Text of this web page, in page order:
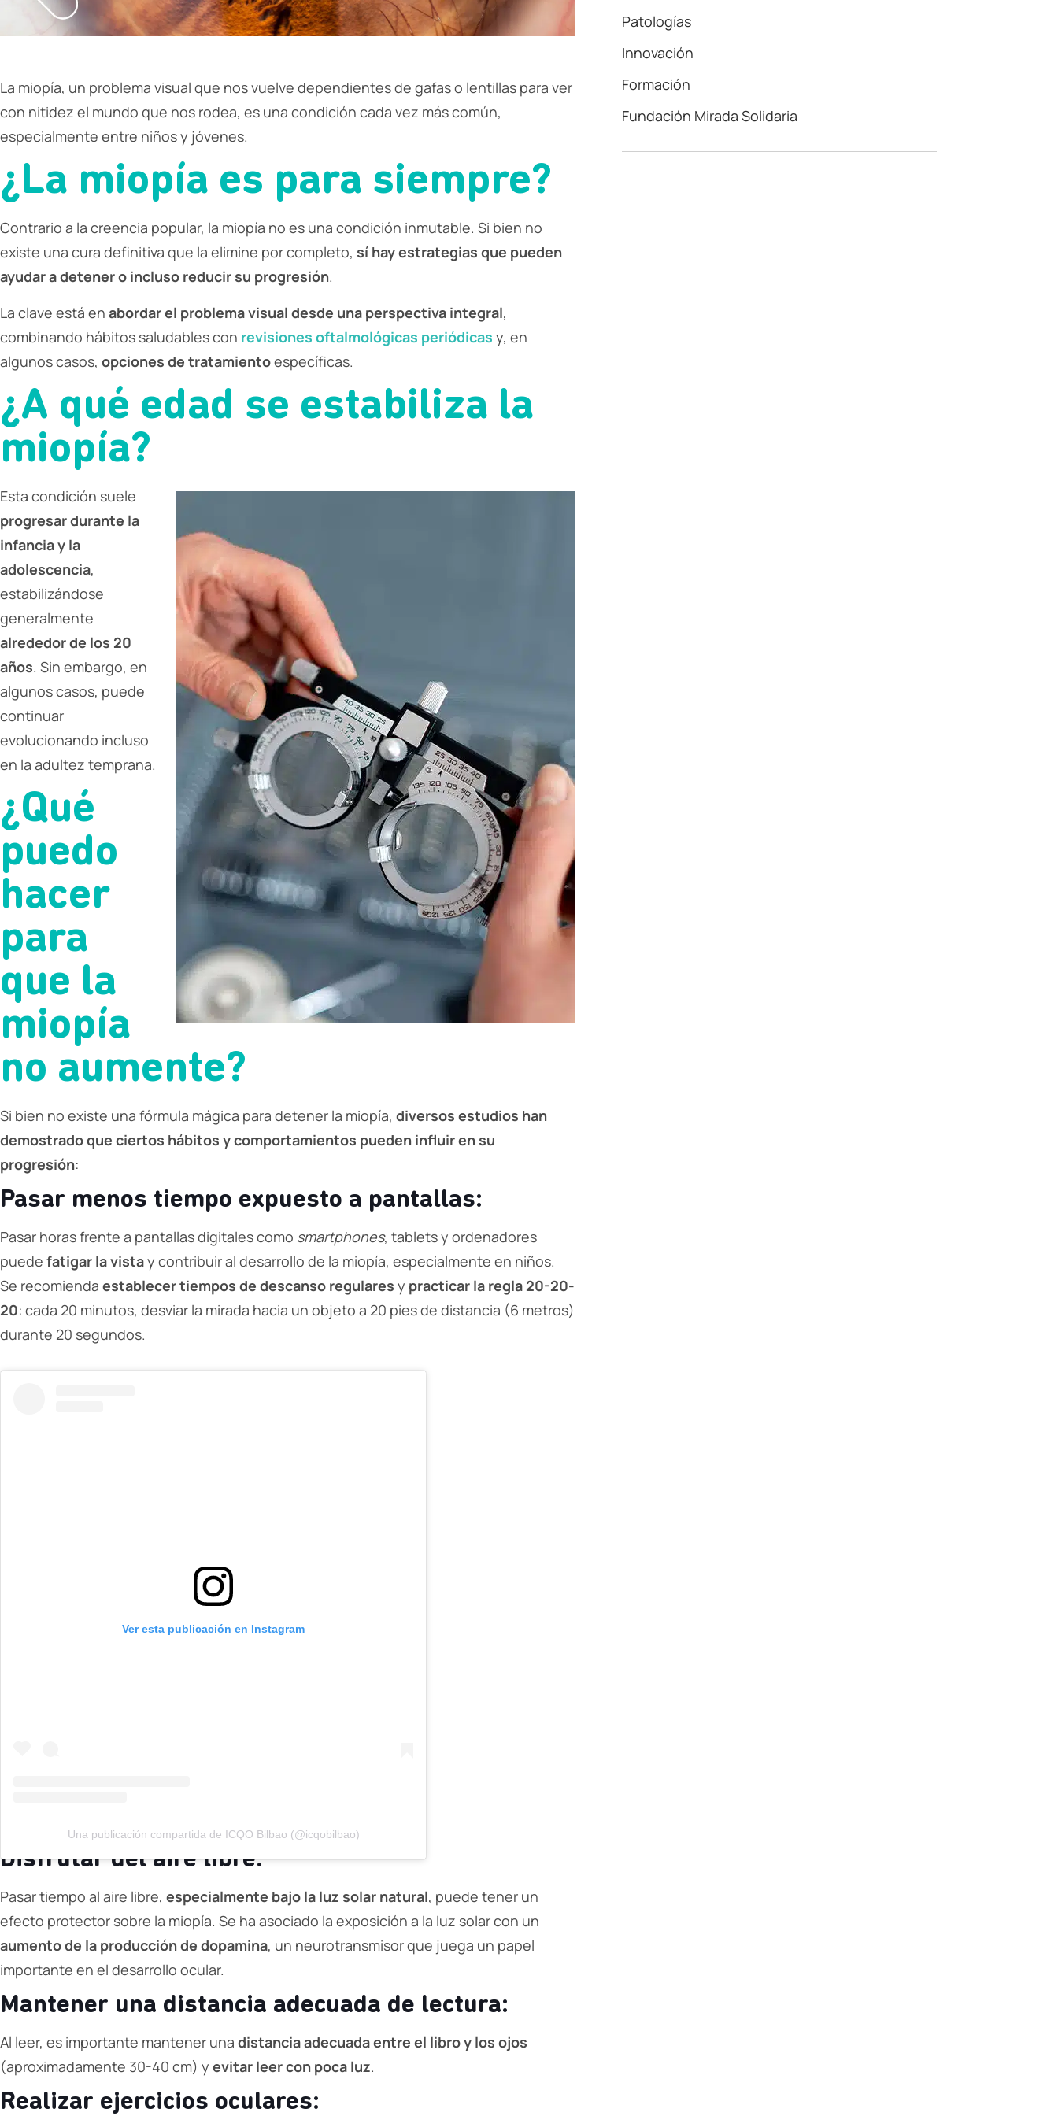
La miopía, un problema visual que nos vuelve dependientes de gafas o lentillas para ver
con nitidez el mundo que nos rodea, es una condición cada vez más común,
especialmente entre niños y jóvenes.
¿La miopía es para siempre?
Contrario a la creencia popular, la miopía no es una condición inmutable. Si bien no
existe una cura definitiva que la elimine por completo, sí hay estrategias que pueden
ayudar a detener o incluso reducir su progresión.
La clave está en abordar el problema visual desde una perspectiva integral,
combinando hábitos saludables con revisiones oftalmológicas periódicas y, en
algunos casos, opciones de tratamientoespecíficas.
¿A qué edad se estabiliza la
miopía?
Esta condición suele
progresar durante la
infancia y la
adolescencia,
estabilizándose
generalmente
alrededor de los 20
años. Sin embargo, en
algunos casos, puede
continuar
evolucionando incluso
en la adultez temprana.
¿Qué
puedo
hacer
para
que la
miopía
no aumente?
Si bien no existe una fórmula mágica para detener la miopía, diversos estudios han
demostrado que ciertos hábitos y comportamientos pueden influir en su
progresión:
Pasar menos tiempo expuesto a pantallas:
Pasar horas frente a pantallas digitales como smartphones, tablets y ordenadores
puede fatigar la vistay contribuir al desarrollo de la miopía, especialmente en niños.
Se recomienda establecer tiempos de descanso regulares y practicar la regla 20-20-
20: cada 20 minutos, desviar la mirada hacia un objeto a 20 pies de distancia (6 metros)
durante 20 segundos.
Ver esta publicación en Instagram
Una publicación compartida de ICQO Bilbao (@icqobilbao)
Disfrutar del aire libre:
Pasar tiempo al aire libre, especialmente bajo la luz solar natural, puede tener un
efecto protector sobre la miopía. Se ha asociado la exposición a la luz solar con un
aumento de la producción de dopamina, un neurotransmisor que juega un papel
importante en el desarrollo ocular.
Mantener una distancia adecuada de lectura:
Al leer, es importante mantener una distancia adecuada entre el libro y los ojos
(aproximadamente 30-40 cm) y evitar leer con poca luz.
Realizar ejercicios oculares:
Patologías
Innovación
Formación
Fundación Mirada Solidaria